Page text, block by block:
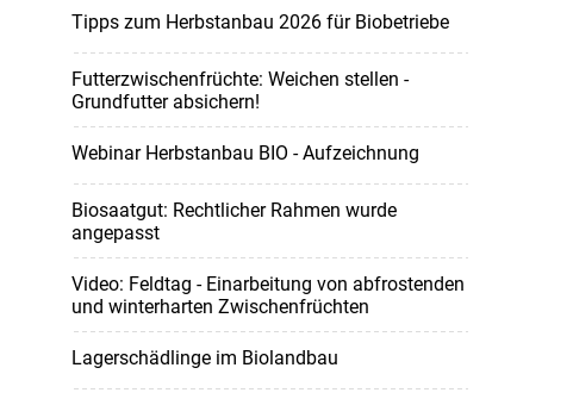
Tipps zum Herbstanbau 2026 für Biobetriebe
Futterzwischenfrüchte: Weichen stellen -
Grundfutter absichern!
Webinar Herbstanbau BIO - Aufzeichnung
Biosaatgut: Rechtlicher Rahmen wurde
angepasst
Video: Feldtag - Einarbeitung von abfrostenden
und winterharten Zwischenfrüchten
Lagerschädlinge im Biolandbau